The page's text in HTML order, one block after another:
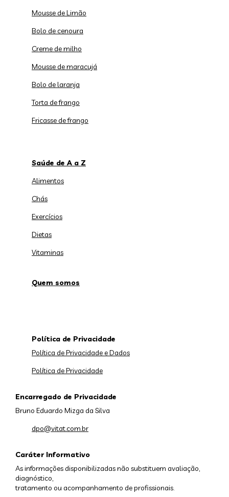
Mousse de Limão
Bolo de cenoura
Creme de milho
Mousse de maracujá
Bolo de laranja
Torta de frango
Fricasse de frango
Saúde de A a Z
Alimentos
Chás
Exercícios
Dietas
Vitaminas
Quem somos
Caráter Informativo
As informações disponibilizadas não substituem avaliação,
diagnóstico,
tratamento ou acompanhamento de profissionais.
Política de Privacidade
Política de Privacidade e Dados
Política de Privacidade
Encarregado de Privacidade
Bruno Eduardo Mizga da Silva
dpo@vitat.com.br